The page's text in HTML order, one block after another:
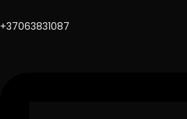
+37063831087